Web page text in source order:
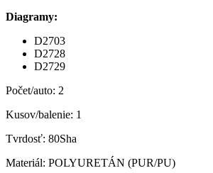
Diagramy:
D2703
D2728
D2729
Počet/auto: 2
Kusov/balenie: 1
Tvrdosť: 80Sha
Materiál: POLYURETÁN (PUR/PU)